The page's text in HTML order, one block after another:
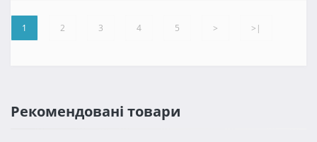
1 2 3 4 5 > >|
Рекомендовані товари